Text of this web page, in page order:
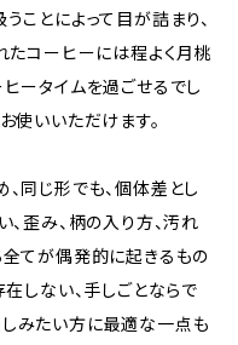
ことによって目が詰まり、
たコーヒーには程よく月桃
ータイムを過ごせるでし
使いいただけます。
同じ形でも、個体差とし
歪み、柄の入り方、汚れ
てが偶発的に起きるもの
しない、手しごとならで
みたい方に最適な一点も